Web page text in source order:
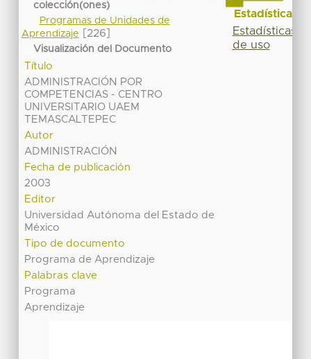
colección(ones)
Programas de Unidades de
Aprendizaje
[226]
Visualización del Documento
Título
ADMINISTRACIÓN POR
COMPETENCIAS - CENTRO
UNIVERSITARIO UAEM
TEMASCALTEPEC
Autor
ADMINISTRACIÓN
Fecha de publicación
2003
Editor
Universidad Autónoma del Estado de
México
Tipo de documento
Programa de Aprendizaje
Palabras clave
Programa
Aprendizaje
Estadísticas
Estadísticas
de uso